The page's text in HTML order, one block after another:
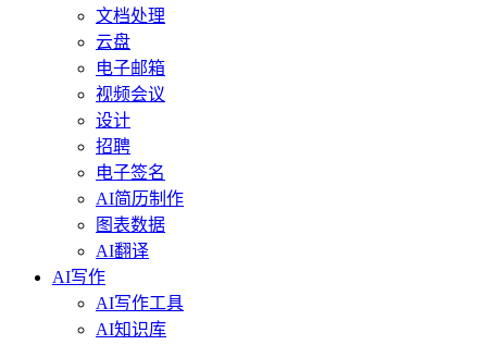
文档处理
云盘
电子邮箱
视频会议
设计
招聘
电子签名
AI简历制作
图表数据
AI翻译
AI写作
AI写作工具
AI知识库